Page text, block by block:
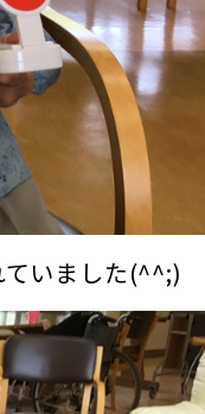
ていました(^^;)